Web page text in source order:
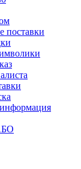
поставки